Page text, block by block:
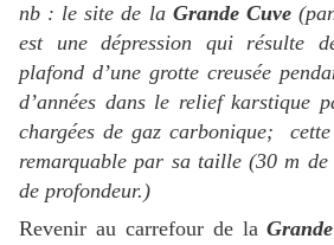
nb : le site de la Grande Cuve
est une dépression qui résulte
plafond d’une grotte creusée
d’années dans le relief karstique
chargées de gaz carbonique;
remarquable par sa taille (30 m de
de profondeur.)
Revenir au carrefour de la